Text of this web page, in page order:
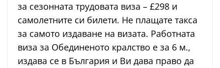
за сезонната трудовата виза – £298 и
самолетните си билети. Не плащате такса
за самото издаване на визата. Работната
виза за Обединеното кралство е за 6 м.,
издава се в България и Ви дава право да